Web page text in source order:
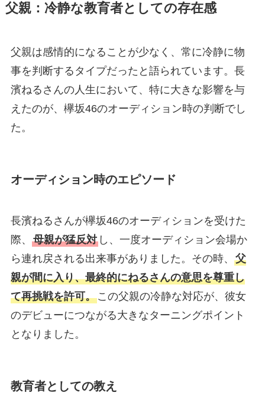
父親：冷静な教育者としての存在感
父親は感情的になることが少なく、常に冷静に物
事を判断するタイプだったと語られています。長
濱ねるさんの人生において、特に大きな影響を与
えたのが、欅坂46のオーディション時の判断でし
た。
オーディション時のエピソード
長濱ねるさんが欅坂46のオーディションを受けた
際、 母親が猛反対し、一度オーディション会場か
ら連れ戻される出来事がありました。その時、 父
親が間に入り、最終的にねるさんの意思を尊重し
て再挑戦を許可。この父親の冷静な対応が、彼女
のデビューにつながる大きなターニングポイント
となりました。
教育者としての教え